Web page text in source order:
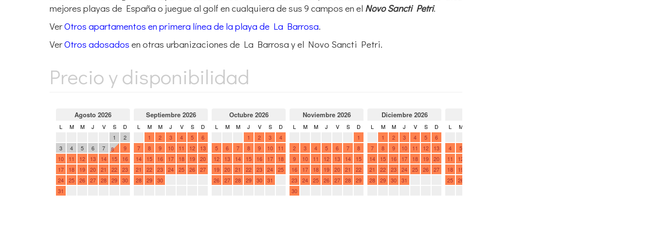
mejores playas de España o juegue al golf en cualquiera de sus 9 campos en el Novo Sancti Petri.
VerOtros apartamentos en primera línea de la playa de La Barrosa.
VerOtros adosados en otras urbanizaciones de La Barrosa y el Novo Sancti Petri.
Precio y disponibilidad